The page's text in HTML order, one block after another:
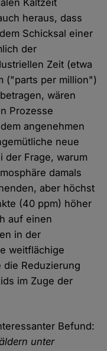
Kaltzeit
heraus, dass
Schicksal einer
der
Zeit (etwa
("parts per million")
wären
Prozesse
angenehmen
neue
der Frage, warum
damals
aber höchst
(40 ppm) höher
auf einen
in der
weitflächige
die Reduzierung
im Zuge der
Befund:
unter